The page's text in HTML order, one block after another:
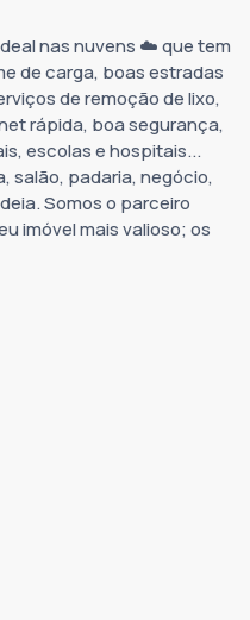
nas nuvens ☁️ que tem
de carga, boas estradas
de remoção de lixo,
rápida, boa segurança,
escolas e hospitais...
salão, padaria, negócio,
Somos o parceiro
imóvel mais valioso; os